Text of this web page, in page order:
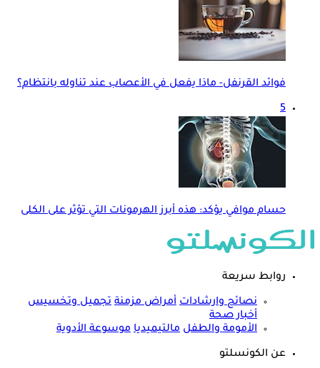
فوائد القرنفل- ماذا يفعل في الأعصاب عند تناوله بانتظام؟
5
حسام موافي يؤكد: هذه أبرز الهرمونات التي تؤثر على الكلى
روابط سريعة
نصائح وارشادات أمراض مزمنة تجميل وتخسيس
أخبار صحة
الأمومة والطفل مالتيميديا موسوعة الأدوية
عن الكونسلتو